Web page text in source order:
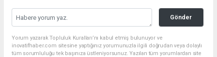
Gönder
Yorum yazarak Topluluk Kuralları’nı kabul etmiş bulunuyor ve
inovatifhaber.com sitesine yaptığınız yorumunuzla ilgili doğrudan veya dolaylı
tüm sorumluluğu tek başınıza üstleniyorsunuz. Yazılan tüm yorumlardan site